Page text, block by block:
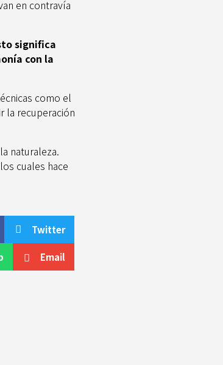
en contravía
significa
con la
como el
la recuperación
naturaleza.
cuales hace
Twitter
Email